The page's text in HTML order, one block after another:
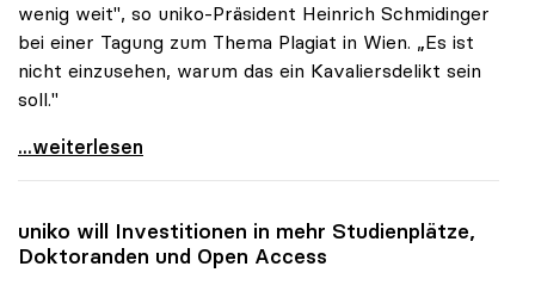
wenig weit", so uniko-Präsident Heinrich Schmidinger
bei einer Tagung zum Thema Plagiat in Wien. „Es ist
nicht einzusehen, warum das ein Kavaliersdelikt sein
soll."
Plagiate: Rektoren wollen Nachschärfung
...weiterlesen
uniko will Investitionen in mehr Studienplätze,
Doktoranden und Open Access